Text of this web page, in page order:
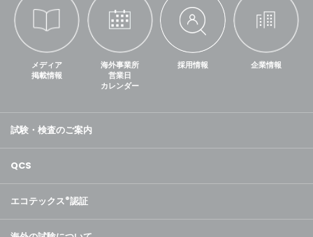
メディア
掲載情報
海外事業所
営業日
カレンダー
採用情報 企業情報
試験・検査のご案内
QCS
エコテックス®認証